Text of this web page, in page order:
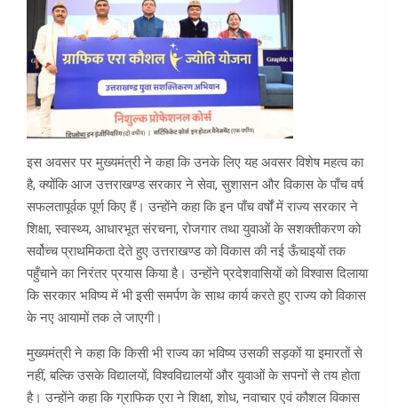
इस अवसर पर मुख्यमंत्री ने कहा कि उनके लिए यह अवसर विशेष महत्व का
है, क्योंकि आज उत्तराखण्ड सरकार ने सेवा, सुशासन और विकास के पाँच वर्ष
सफलतापूर्वक पूर्ण किए हैं। उन्होंने कहा कि इन पाँच वर्षों में राज्य सरकार ने
शिक्षा, स्वास्थ्य, आधारभूत संरचना, रोजगार तथा युवाओं के सशक्तीकरण को
सर्वोच्च प्राथमिकता देते हुए उत्तराखण्ड को विकास की नई ऊँचाइयों तक
पहुँचाने का निरंतर प्रयास किया है। उन्होंने प्रदेशवासियों को विश्वास दिलाया
कि सरकार भविष्य में भी इसी समर्पण के साथ कार्य करते हुए राज्य को विकास
के नए आयामों तक ले जाएगी।
मुख्यमंत्री ने कहा कि किसी भी राज्य का भविष्य उसकी सड़कों या इमारतों से
नहीं, बल्कि उसके विद्यालयों, विश्वविद्यालयों और युवाओं के सपनों से तय होता
है। उन्होंने कहा कि ग्राफिक एरा ने शिक्षा, शोध, नवाचार एवं कौशल विकास